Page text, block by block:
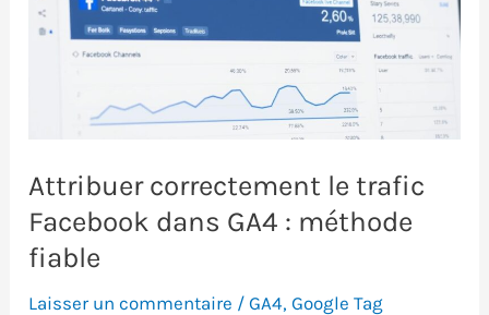
Attribuer correctement le trafic
Facebook dans GA4 : méthode
fiable
Laisser un commentaire /GA4,Google Tag